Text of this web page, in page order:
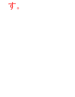
す。